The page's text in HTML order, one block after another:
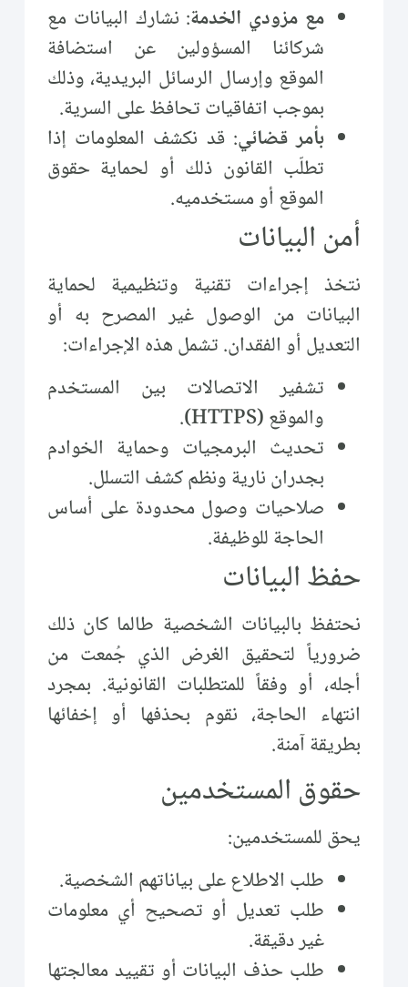
مع مزودي الخدمة: نشارك البيانات مع
شركائنا المسؤولين عن استضافة
الموقع وإرسال الرسائل البريدية، وذلك
بموجب اتفاقيات تحافظ على السرية.
بأمر قضائي: قد نكشف المعلومات إذا
تطلّب القانون ذلك أو لحماية حقوق
الموقع أو مستخدميه.
أمن البيانات
نتخذ إجراءات تقنية وتنظيمية لحماية
البيانات من الوصول غير المصرح به أو
التعديل أو الفقدان. تشمل هذه الإجراءات:
تشفير الاتصالات بين المستخدم
والموقع (HTTPS).
تحديث البرمجيات وحماية الخوادم
بجدران نارية ونظم كشف التسلل.
صلاحيات وصول محدودة على أساس
الحاجة للوظيفة.
حفظ البيانات
نحتفظ بالبيانات الشخصية طالما كان ذلك
ضرورياً لتحقيق الغرض الذي جُمعت من
أجله، أو وفقاً للمتطلبات القانونية. بمجرد
انتهاء الحاجة، نقوم بحذفها أو إخفائها
بطريقة آمنة.
حقوق المستخدمين
يحق للمستخدمين:
طلب الاطلاع على بياناتهم الشخصية.
طلب تعديل أو تصحيح أي معلومات
غير دقيقة.
طلب حذف البيانات أو تقييد معالجتها